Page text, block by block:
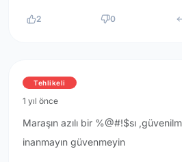
2 0
Tehlikeli
1 yıl önce
Maraşın azılı bir %@#!$sı
inanmayın güvenmeyin